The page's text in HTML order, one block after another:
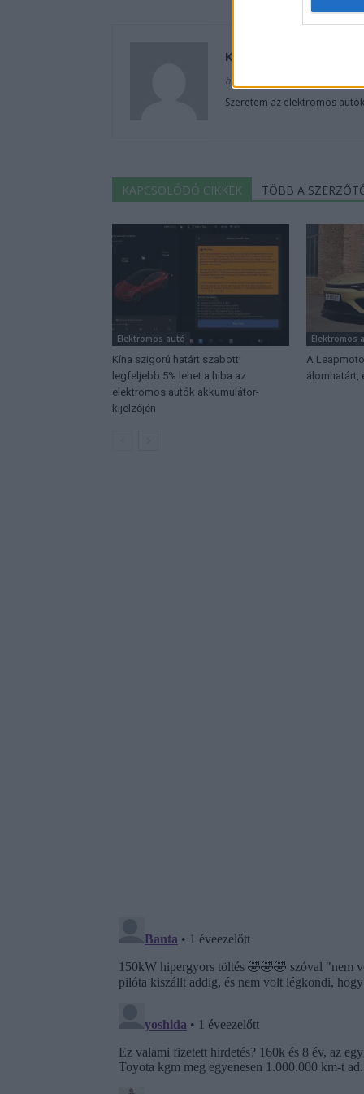
Kovács Kata
http://e-cars.hu
Szeretem az elektromos
KAPCSOLÓDÓ CIKKEK TÖBB A
Elektromos autó
Kína szigorú határt szabott:
legfeljebb 5% lehet a hiba az
elektromos autók akkumulátor-
kijelzőjén
Elektromos
A
álomhatárt,